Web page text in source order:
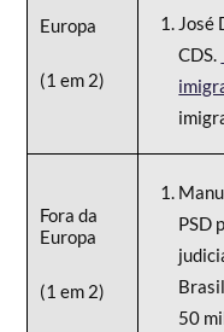
Europa
(1 em 2)
José
CDS.
Fora da
Europa
(1 em 2)
PSD
50